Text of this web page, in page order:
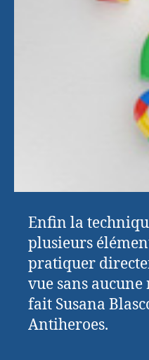
Enfin la
plusieurs
pratiquer
vue sans aucune
fait Susana
Antiheroes.